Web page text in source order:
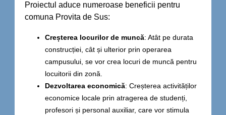
Proiectul aduce numeroase beneficii pentru
comuna Provita de Sus:
Creșterea locurilor de muncă: Atât pe durata
construcției, cât și ulterior prin operarea
campusului, se vor crea locuri de muncă pentru
locuitorii din zonă.
Dezvoltarea economică: Creșterea activităților
economice locale prin atragerea de studenți,
profesori și personal auxiliar, care vor stimula